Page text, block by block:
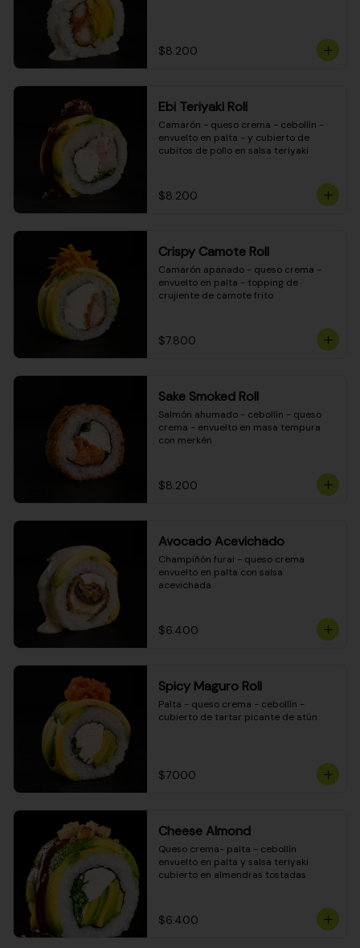
$8.200
Ebi Teriyaki Roll
Camarón - queso crema - cebollín -
envuelto en palta - y cubierto de
cubitos de pollo en salsa teriyaki
$8.200
Crispy Camote Roll
Camarón apanado - queso crema -
envuelto en palta - topping de
crujiente de camote frito
$7.800
Sake Smoked Roll
Salmón ahumado - cebollín - queso
crema - envuelto en masa tempura
con merkén
$8.200
Avocado Acevichado
Champiñón furai - queso crema
envuelto en palta con salsa
acevichada
$6.400
Spicy Maguro Roll
Palta - queso crema - cebollín -
cubierto de tartar picante de atún
$7.000
Cheese Almond
Queso crema- palta - cebollín
envuelto en palta y salsa teriyaki
cubierto en almendras tostadas
$6.400